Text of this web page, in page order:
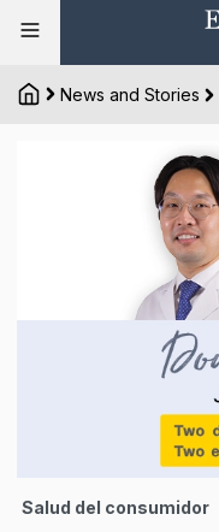
News and Stories
Salud del consumidor